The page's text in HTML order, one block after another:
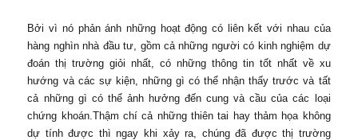
Bởi vì nó phản ánh những hoạt động có liên kết với nhau của
hàng nghìn nhà đầu tư, gồm cả những người có kinh nghiệm dự
đoán thị trường giỏi nhất, có những thông tin tốt nhất về xu
hướng và các sự kiện, những gì có thể nhận thấy trước và tất
cả những gì có thể ảnh hưởng đến cung và cầu của các loại
chứng khoán.Thậm chí cả những thiên tai hay thảm họa không
dự tính được thì ngay khi xảy ra, chúng đã được thị trường